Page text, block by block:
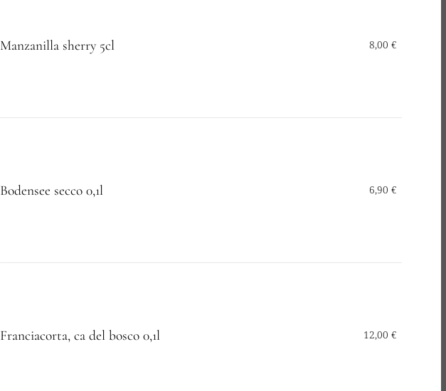
Manzanilla sherry 5cl 8,00 €
Bodensee secco 0,1l 6,90 €
Franciacorta, ca del bosco 0,1l 12,00 €